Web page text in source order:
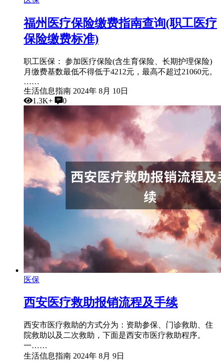
福州医疗保险缴费指南查询(职工医疗
保险缴费标准)
职工医保： 参加医疗保险(含生育保险、长期护理保险)
月缴费基数最低不得低于4212元，最高不超过21060元。
……
生活信息指南 2024年 8月 10日
1.3K+
0
医保
西安医疗救助报销流程及手续
西安市医疗救助的方式分为：资助参保、门诊救助、住
院救助以及二次救助，下面是西安市医疗救助程序。
一……
生活信息指南 2024年 8月 9日